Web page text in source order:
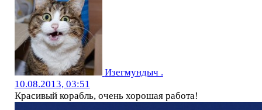
Изегмундыч .
10.08.2013, 03:51
Красивый корабль, очень хорошая работа!